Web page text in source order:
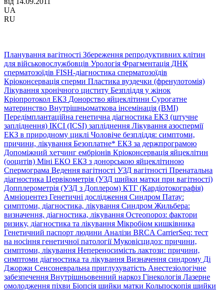
UA
RU
Планування вагітності Збереження репродуктивних клітин
для військовослужбовців Урологія Фрагментація ДНК
сперматозоїдів FISH-діагностика сперматозоїдів
Кріоконсервація сперми Пластика вуздечки (френулотомія)
Лікування хронічного циститу Безпліддя у жінок
Кріопротокол ЕКЗ Донорство яйцеклітини Сурогатне
материнство Внутрішньоматкова інсемінація (ВМІ)
Передімплантаційна генетична діагностика ЕКЗ (штучне
запліднення) ІКСІ (ICSI) запліднення Лікування азоспермії
ЕКЗ в природному циклі Чоловіче безпліддя: симптоми,
причини, лікування Безоплатне* ЕКЗ за держпрограмою
Допоміжний хетчинг ембріонів Кріоконсервація яйцеклітин
(ооцитів) Міні ЕКО ЕКЗ з донорською яйцеклітиною
Спермограма Ведення вагітності УЗД вагітності Пренатальна
діагностика Цервікометрія (УЗД шийки матки при вагітності)
Допплерометрія (УЗД з Доплером) КТГ (Кардіотокографія)
Амніоцентез Генетичні дослідження Синдром Патау:
симптоми, дiагностика, лiкування Синдром Жильбера:
визначення, діагностика, лікування Остеопороз: фактори
ризику, діагностика та лікування Мікробіом кишківника
Генетичний паспорт людини Аналізи BRCA CarrierSeq: тест
на носіння генетичної патологіїМуковісцидоз: причини,
симптоми, лікування Непереносимість лактози: причини,
симптоми діагностика та лікування Визначення синдрому Ді
Джоржи Сенсоневральна приглухуватість Анестезіологічне
забезпечення Внутрішньовенний наркоз Гінекологія Лазерне
омолодження піхви Біопсія шийки матки Кольпоскопія шийки